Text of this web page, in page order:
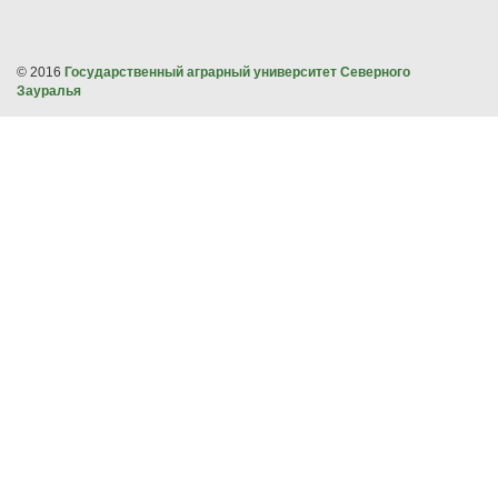
© 2016 Государственный аграрный университет Северного
Зауралья